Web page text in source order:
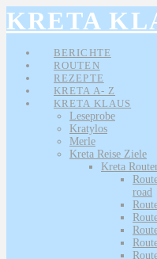
KRETA
BERICHTE
ROUTEN
REZEPTE
KRETA A- Z
KRETA KLAUS
Leseprobe
Kratylos
Merle
Kreta Reise Ziele
Kreta
road